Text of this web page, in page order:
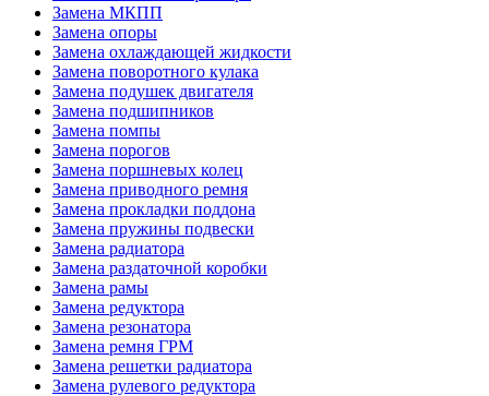
Замена МКПП
Замена опоры
Замена охлаждающей жидкости
Замена поворотного кулака
Замена подушек двигателя
Замена подшипников
Замена помпы
Замена порогов
Замена поршневых колец
Замена приводного ремня
Замена прокладки поддона
Замена пружины подвески
Замена радиатора
Замена раздаточной коробки
Замена рамы
Замена редуктора
Замена резонатора
Замена ремня ГРМ
Замена решетки радиатора
Замена рулевого редуктора